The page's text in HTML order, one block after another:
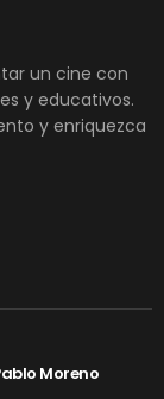
un cine con
y educativos.
y enriquezca
Moreno